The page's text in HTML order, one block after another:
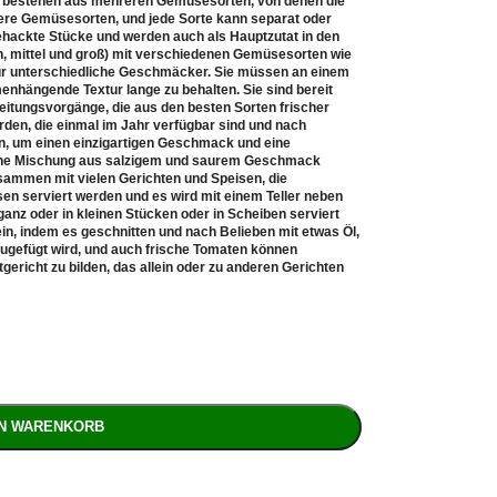
Gemüsesorten, und jede Sorte kann separat oder
Stücke und werden auch als Hauptzutat in den
mittel und groß) mit verschiedenen Gemüsesorten wie
unterschiedliche Geschmäcker. Sie müssen an einem
Textur lange zu behalten. Sie sind bereit
die aus den besten Sorten frischer
die einmal im Jahr verfügbar sind und nach
um einen einzigartigen Geschmack und eine
Mischung aus salzigem und saurem Geschmack
mit vielen Gerichten und Speisen, die
serviert werden und es wird mit einem Teller neben
oder in kleinen Stücken oder in Scheiben serviert
indem es geschnitten und nach Belieben mit etwas Öl,
wird, und auch frische Tomaten können
zu bilden, das allein oder zu anderen Gerichten
WARENKORB